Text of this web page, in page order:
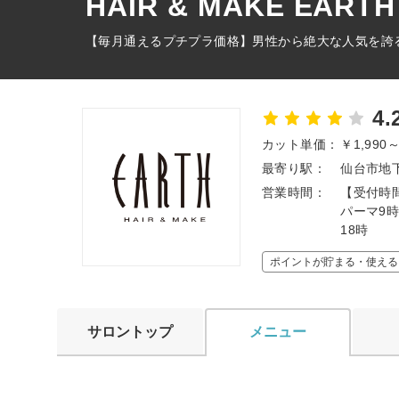
【毎月通えるプチプラ価格】男性から絶大な人気を
カット単価：
￥1,990
最寄り駅：
仙台市地
営業時間：
【受付
パーマ9
18時
ポイントが貯まる・使える
サロントップ メニュー